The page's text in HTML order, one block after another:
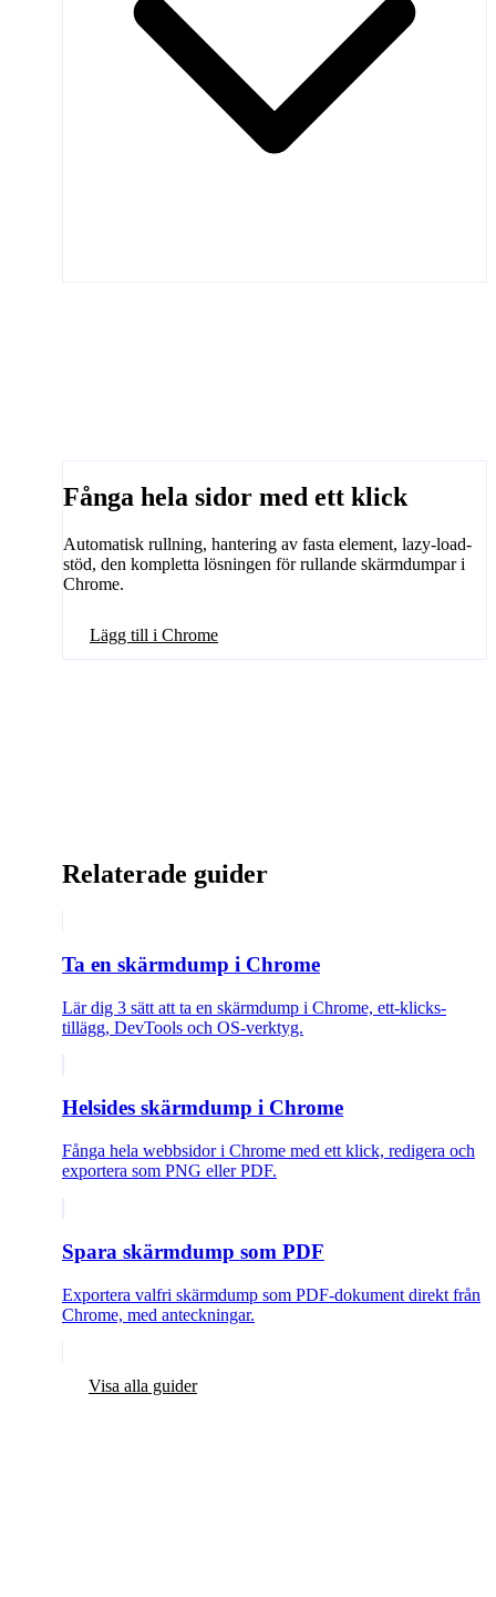
Fånga hela sidor med ett klick
Automatisk rullning, hantering av fasta element, lazy-load-
stöd, den kompletta lösningen för rullande skärmdumpar i
Chrome.
Lägg till i Chrome
Relaterade guider
Ta en skärmdump i Chrome
Lär dig 3 sätt att ta en skärmdump i Chrome, ett-klicks-
tillägg, DevTools och OS-verktyg.
Helsides skärmdump i Chrome
Fånga hela webbsidor i Chrome med ett klick, redigera och
exportera som PNG eller PDF.
Spara skärmdump som PDF
Exportera valfri skärmdump som PDF-dokument direkt från
Chrome, med anteckningar.
Visa alla guider